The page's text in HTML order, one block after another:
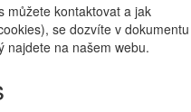
můžete kontaktovat a jak
se dozvíte v dokumentu
najdete na našem webu.